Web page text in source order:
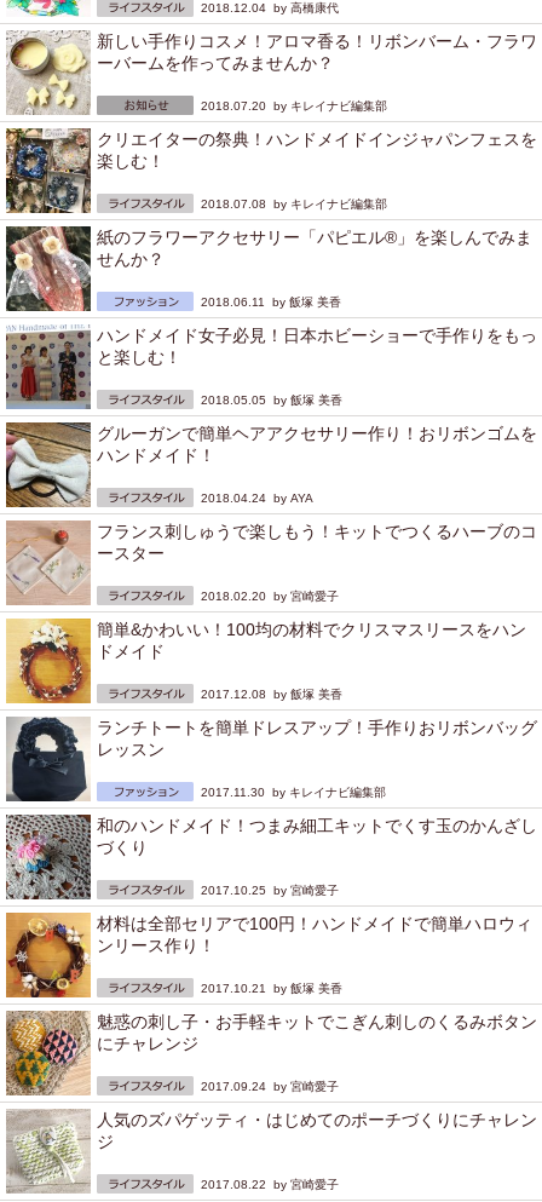
2018.12.04 by 高橋康代
新しい手作りコスメ！アロマ香る！リボンバーム・フラワ
ーバームを作ってみませんか？
2018.07.20 by キレイナビ編集部
クリエイターの祭典！ハンドメイドインジャパンフェスを
楽しむ！
2018.07.08 by キレイナビ編集部
紙のフラワーアクセサリー「パピエル®」を楽しんでみま
せんか？
2018.06.11 by 飯塚 美香
ハンドメイド女子必見！日本ホビーショーで手作りをもっ
と楽しむ！
2018.05.05 by 飯塚 美香
グルーガンで簡単ヘアアクセサリー作り！おリボンゴムを
ハンドメイド！
2018.04.24 by AYA
フランス刺しゅうで楽しもう！キットでつくるハーブのコ
ースター
2018.02.20 by 宮崎愛子
簡単&かわいい！100均の材料でクリスマスリースをハン
ドメイド
2017.12.08 by 飯塚 美香
ランチトートを簡単ドレスアップ！手作りおリボンバッグ
レッスン
2017.11.30 by キレイナビ編集部
和のハンドメイド！つまみ細工キットでくす玉のかんざし
づくり
2017.10.25 by 宮崎愛子
材料は全部セリアで100円！ハンドメイドで簡単ハロウィ
ンリース作り！
2017.10.21 by 飯塚 美香
魅惑の刺し子・お手軽キットでこぎん刺しのくるみボタン
にチャレンジ
2017.09.24 by 宮崎愛子
人気のズパゲッティ・はじめてのポーチづくりにチャレン
ジ
2017.08.22 by 宮崎愛子